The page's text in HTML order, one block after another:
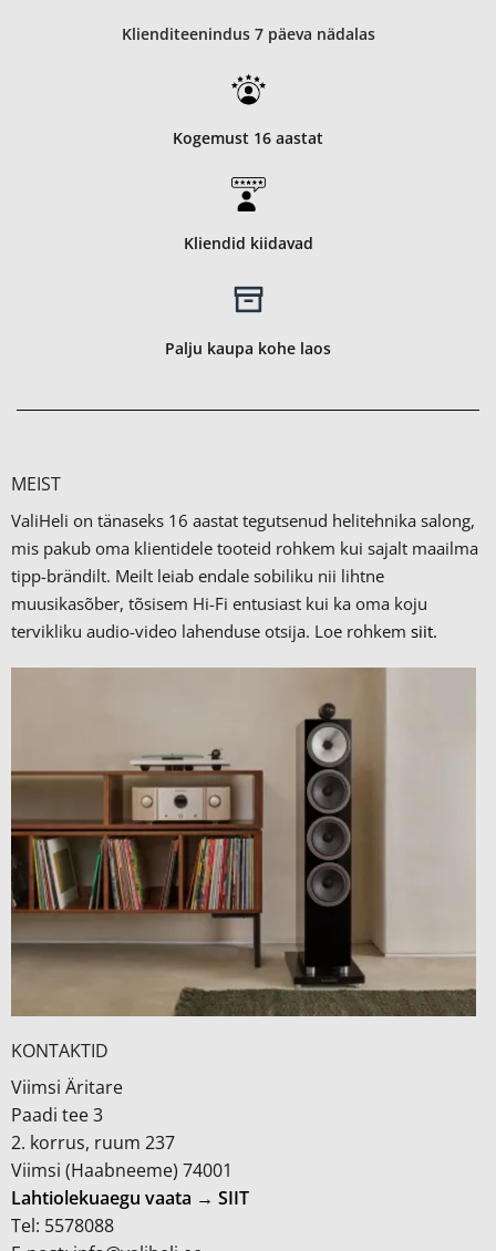
Klienditeenindus 7 päeva nädalas
Kogemust 16 aastat
Kliendid kiidavad
Palju kaupa kohe laos
MEIST
ValiHeli on tänaseks 16 aastat tegutsenud helitehnika salong,
mis pakub oma klientidele tooteid rohkem kui sajalt maailma
tipp-brändilt. Meilt leiab endale sobiliku nii lihtne
muusikasõber, tõsisem Hi-Fi entusiast kui ka oma koju
tervikliku audio-video lahenduse otsija. Loe rohkem siit.
KONTAKTID
Viimsi Äritare
Paadi tee 3
2. korrus, ruum 237
Viimsi (Haabneeme) 74001
Lahtiolekuaegu vaata → SIIT
Tel: 5578088